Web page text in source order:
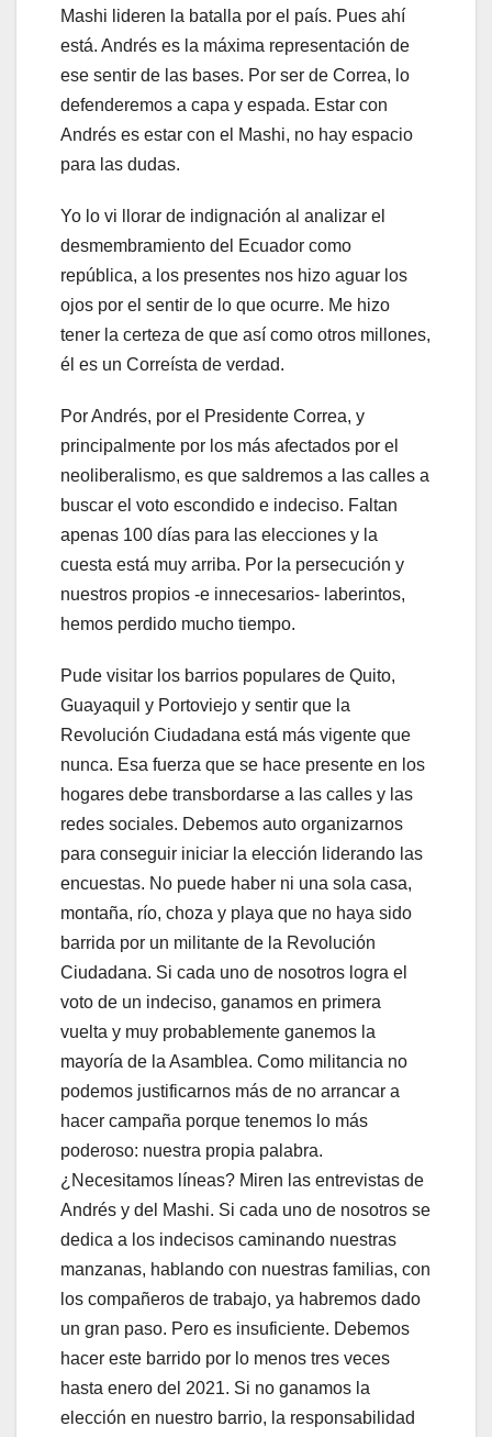
Mashi lideren la batalla por el país. Pues ahí
está. Andrés es la máxima representación de
ese sentir de las bases. Por ser de Correa, lo
defenderemos a capa y espada. Estar con
Andrés es estar con el Mashi, no hay espacio
para las dudas.
Yo lo vi llorar de indignación al analizar el
desmembramiento del Ecuador como
república, a los presentes nos hizo aguar los
ojos por el sentir de lo que ocurre. Me hizo
tener la certeza de que así como otros millones,
él es un Correísta de verdad.
Por Andrés, por el Presidente Correa, y
principalmente por los más afectados por el
neoliberalismo, es que saldremos a las calles a
buscar el voto escondido e indeciso. Faltan
apenas 100 días para las elecciones y la
cuesta está muy arriba. Por la persecución y
nuestros propios -e innecesarios- laberintos,
hemos perdido mucho tiempo.
Pude visitar los barrios populares de Quito,
Guayaquil y Portoviejo y sentir que la
Revolución Ciudadana está más vigente que
nunca. Esa fuerza que se hace presente en los
hogares debe transbordarse a las calles y las
redes sociales. Debemos auto organizarnos
para conseguir iniciar la elección liderando las
encuestas. No puede haber ni una sola casa,
montaña, río, choza y playa que no haya sido
barrida por un militante de la Revolución
Ciudadana. Si cada uno de nosotros logra el
voto de un indeciso, ganamos en primera
vuelta y muy probablemente ganemos la
mayoría de la Asamblea. Como militancia no
podemos justificarnos más de no arrancar a
hacer campaña porque tenemos lo más
poderoso: nuestra propia palabra.
¿Necesitamos líneas? Miren las entrevistas de
Andrés y del Mashi. Si cada uno de nosotros se
dedica a los indecisos caminando nuestras
manzanas, hablando con nuestras familias, con
los compañeros de trabajo, ya habremos dado
un gran paso. Pero es insuficiente. Debemos
hacer este barrido por lo menos tres veces
hasta enero del 2021. Si no ganamos la
elección en nuestro barrio, la responsabilidad